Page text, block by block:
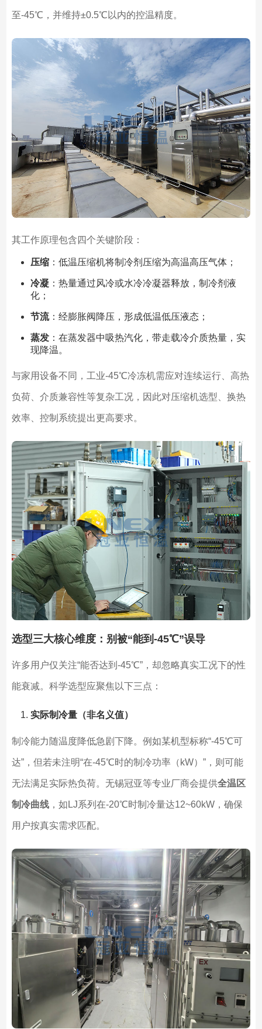
至-45℃，并维持±0.5℃以内的控温精度。
其工作原理包含四个关键阶段：
压缩：低温压缩机将制冷剂压缩为高温高压气体；
冷凝：热量通过风冷或水冷冷凝器释放，制冷剂液
化；
节流：经膨胀阀降压，形成低温低压液态；
蒸发：在蒸发器中吸热汽化，带走载冷介质热量，实
现降温。
与家用设备不同，工业-45℃冷冻机需应对连续运行、高热
负荷、介质兼容性等复杂工况，因此对压缩机选型、换热
效率、控制系统提出更高要求。
选型三大核心维度：别被“能到-45℃”误导
许多用户仅关注“能否达到-45℃”，却忽略真实工况下的性
能衰减。科学选型应聚焦以下三点：
实际制冷量（非名义值）
制冷能力随温度降低急剧下降。例如某机型标称“-45℃可
达”，但若未注明“在-45℃时的制冷功率（kW）”，则可能
无法满足实际热负荷。无锡冠亚等专业厂商会提供全温区
制冷曲线，如LJ系列在-20℃时制冷量达12~60kW，确保
用户按真实需求匹配。